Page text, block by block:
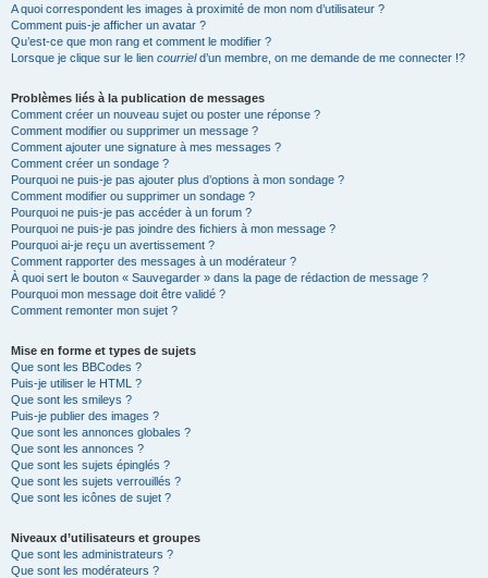
A quoi correspondent les images à proximité de mon nom d’utilisateur ?
Comment puis-je afficher un avatar ?
Qu’est-ce que mon rang et comment le modifier ?
Lorsque je clique sur le lien courrield’un membre, on me demande de me connecter !?
Problèmes liés à la publication de messages
Comment créer un nouveau sujet ou poster une réponse ?
Comment modifier ou supprimer un message ?
Comment ajouter une signature à mes messages ?
Comment créer un sondage ?
Pourquoi ne puis-je pas ajouter plus d’options à mon sondage ?
Comment modifier ou supprimer un sondage ?
Pourquoi ne puis-je pas accéder à un forum ?
Pourquoi ne puis-je pas joindre des fichiers à mon message ?
Pourquoi ai-je reçu un avertissement ?
Comment rapporter des messages à un modérateur ?
À quoi sert le bouton « Sauvegarder » dans la page de rédaction de message ?
Pourquoi mon message doit être validé ?
Comment remonter mon sujet ?
Mise en forme et types de sujets
Que sont les BBCodes ?
Puis-je utiliser le HTML ?
Que sont les smileys ?
Puis-je publier des images ?
Que sont les annonces globales ?
Que sont les annonces ?
Que sont les sujets épinglés ?
Que sont les sujets verrouillés ?
Que sont les icônes de sujet ?
Niveaux d’utilisateurs et groupes
Que sont les administrateurs ?
Que sont les modérateurs ?